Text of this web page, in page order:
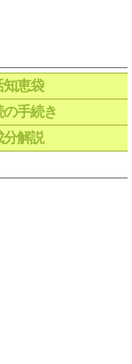
知恵袋
手続き
分解説